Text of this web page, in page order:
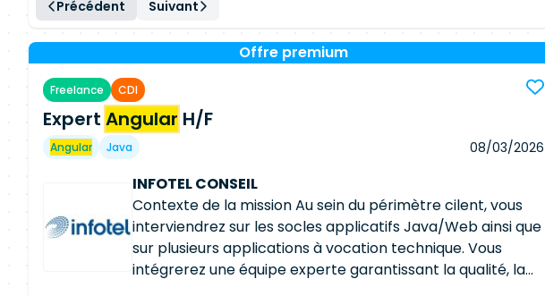
Précédent Suivant
Offre premium
Freelance CDI
Expert Angular H/F
Angular Java 08/03/2026
INFOTEL CONSEIL
Contexte de la mission Au sein du périmètre cilent, vous
interviendrez sur les socles applicatifs Java/Web ainsi que
sur plusieurs applications à vocation technique. Vous
intégrerez une équipe experte garantissant la qualité, la